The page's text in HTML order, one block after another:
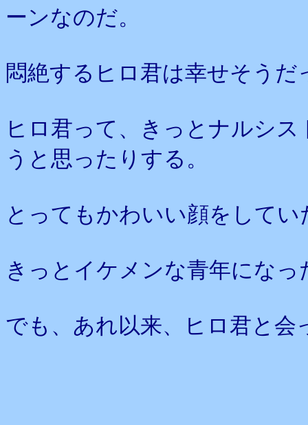
ーンなのだ。
悶絶するヒロ君は幸せそうだ
ヒロ君って、きっとナルシ
うと思ったりする。
とってもかわいい顔をして
きっとイケメンな青年にな
でも、あれ以来、ヒロ君と会